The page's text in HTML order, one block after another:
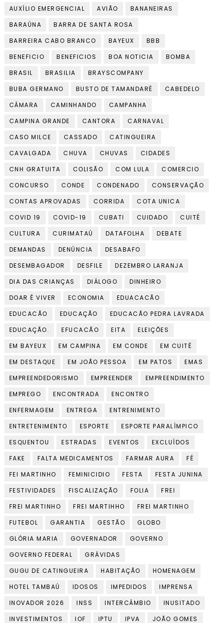
AUXÍLIO EMERGENCIAL
AVIÃO
BANANEIRAS
BARAÚNA
BARRA DE SANTA ROSA
BARREIRA CABO BRANCO
BAYEUX
BBB
BENEFICIO
BENEFICIOS BOA NOTICIA
BOMBA
BRASIL
BRASILIA
BRAYSCOMPANY
BUBA GERMANO
BUSTO DE TAMANDARÉ
CABEDELO
CÂMARA
CAMINHANDO
CAMPANHA
CAMPINA GRANDE
CANTORA
CARNAVAL
CASO MILCE
CASSADO
CATINGUEIRA
CAVALGADA
CHUVA CHUVAS
CIDADES
CNH GRATUITA
COLISÃO COM LULA
COMERCIO
CONCURSO
CONDE CONDENADO
CONSERVAÇÃO
CONTAS APROVADAS
CORRIDA
COTA UNICA
COVID 19
COVID-19 CUBATI CUIDADO
CUITÉ
CULTURA
CURIMATAÚ DATAFOLHA
DEBATE
DEMANDAS
DENÚNCIA
DESABAFO
DESEMBAGADOR
DESFILE
DEZEMBRO LARANJA
DIA DAS CRIANÇAS
DIÁLOGO
DINHEIRO
DOAR É VIVER
ECONOMIA
EDUACACÃO
EDUCACÃO
EDUCAÇÃO
EDUCACÃO PEDRA LAVRADA
EDUCAÇÃO.
EFUCACÃO EITA
ELEIÇÕES
EM BAYEUX
EM CAMPINA EM CONDE
EM CUITÉ
EM DESTAQUE
EM JOÃO PESSOA EM PATOS
EMAS
EMPREENDEDORISMO
EMPREENDER
EMPREENDIMENTO
EMPREGO
ENCONTRADA
ENCONTRO
ENFERMAGEM
ENTREGA
ENTRENIMENTO
ENTRETENIMENTO
ESPORTE
ESPORTE PARALÍMPICO
ESQUENTOU
ESTRADAS EVENTOS
EXCLUÍDOS
FAKE
FALTA MEDICAMENTOS FARMAR AURA
FÉ
FEI MARTINHO
FEMINICIDIO FESTA
FESTA JUNINA
FESTIVIDADES
FISCALIZAÇÃO FOLIA
FREI
FREI MARTINHO
FREI MARTIHHO
FREI MARTINHO
FUTEBOL
GARANTIA GESTÃO
GLOBO
GLÓRIA MARIA
GOVERNADOR
GOVERNO
GOVERNO FEDERAL
GRÁVIDAS
GUGU DE CATINGUEIRA
HABITAÇÃO
HOMENAGEM
HOTEL TAMBAÚ
IDOSOS IMPEDIDOS
IMPRENSA
INOVADOR 2026
INSS INTERCÂMBIO
INUSITADO
INVESTIMENTOS
IOF IPTU IPVA
JOÃO GOMES